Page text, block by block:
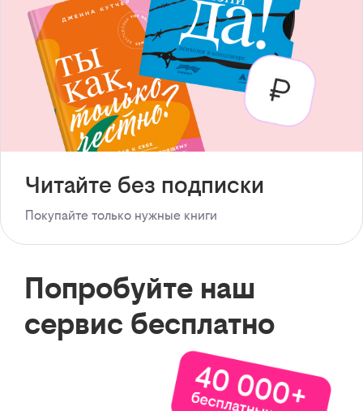
Читайте без подписки
Покупайте только нужные книги
Попробуйте наш
сервис бесплатно